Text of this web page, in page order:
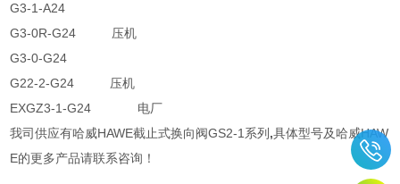
G3-1-A24
G3-0R-G24 压机
G3-0-G24
G22-2-G24 压机
EXGZ3-1-G24 电厂
我司供应有哈威HAWE截止式换向阀GS2-1系列 ​,具体型号及哈威HAW
E的更多产品请联系咨询！